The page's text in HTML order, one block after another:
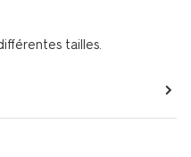
tailles.